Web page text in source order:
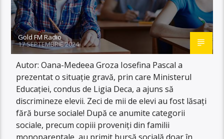
Gold FM Radio
17 SEPTEMBRIE 2024
Autor: Oana-Medeea Groza Iosefina Pascal a
prezentat o situație gravă, prin care Ministerul
Educației, condus de Ligia Deca, a ajuns să
discrimineze elevii. Zeci de mii de elevi au fost lăsați
fără burse sociale! După ce anumite categorii
sociale, precum copiii proveniți din familii